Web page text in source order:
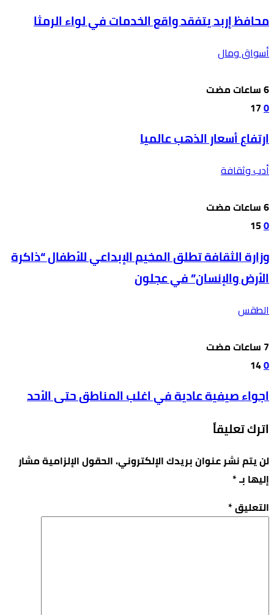
محافظ إربد يتفقد واقع الخدمات في لواء الرمثا
أسواق ومال
0
17
ارتفاع أسعار الذهب عالميا
أدب وثقافة
0
15
وزارة الثقافة تطلق المخيم الإبداعي للأطفال “ذاكرة
الأرض والإنسان” في عجلون
الطقس
0
14
اجواء صيفية عادية في اغلب المناطق حتى الأحد
اترك تعليقاً
لن يتم نشر عنوان بريدك الإلكتروني.الحقول الإلزامية مشار
إليها بـ*
التعليق*